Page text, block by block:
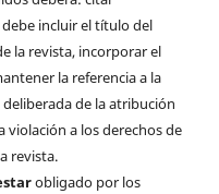
incluir el título del
la revista, incorporar el
la referencia a la
de la atribución
a los derechos de
revista.
obligado por los